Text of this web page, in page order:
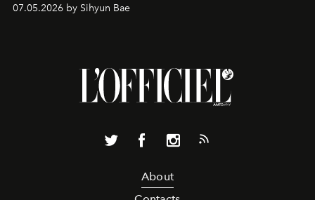
07.05.2026 by Sihyun Bae
About